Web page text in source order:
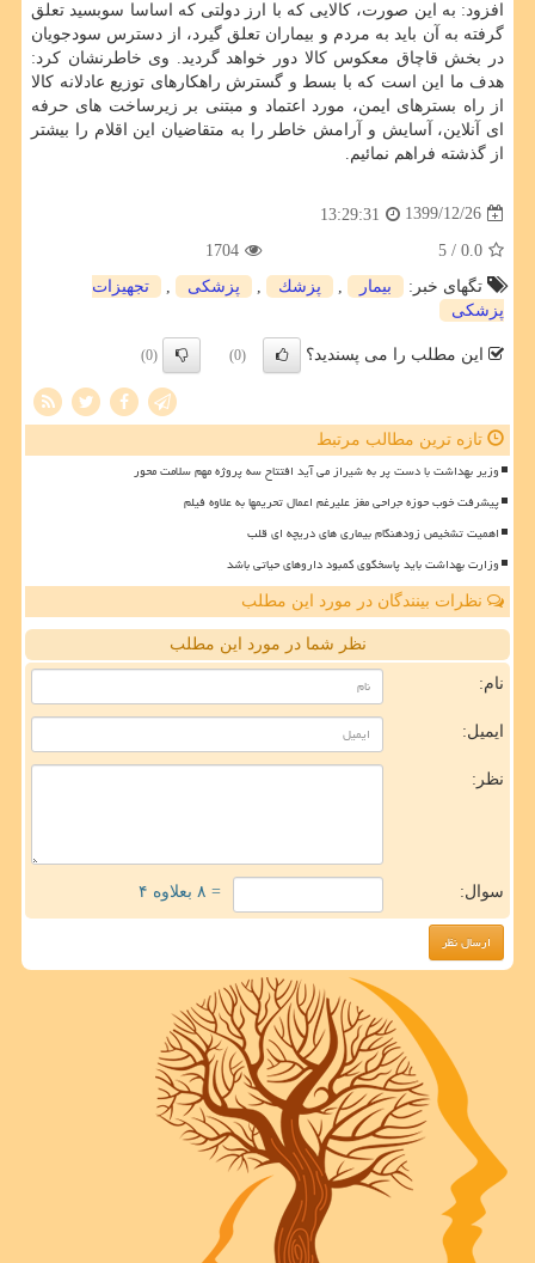
افزود: به این صورت، کالایی که با ارز دولتی که اساسا سوبسید تعلق
گرفته به آن باید به مردم و بیماران تعلق گیرد، از دسترس سودجویان
در بخش قاچاق معکوس کالا دور خواهد گردید. وی خاطرنشان کرد:
هدف ما این است که با بسط و گسترش راهکارهای توزیع عادلانه کالا
از راه بسترهای ایمن، مورد اعتماد و مبتنی بر زیرساخت های حرفه
ای آنلاین، آسایش و آرامش خاطر را به متقاضیان این اقلام را بیشتر
از گذشته فراهم نمائیم.
1399/12/26
13:29:31
0.0
/ 5
1704
تگهای خبر:
بیمار پزشك پزشكی
تجهیزات
پزشكی
این مطلب را می پسندید؟ (0)
(0)
تازه ترین مطالب مرتبط
وزیر بهداشت با دست پر به شیراز می آید افتتاح سه پروژه مهم سلامت محور
پیشرفت خوب حوزه جراحی مغز علیرغم اعمال تحریمها به علاوه فیلم
اهمیت تشخیص زودهنگام بیماری های دریچه ای قلب
وزارت بهداشت باید پاسخگوی کمبود داروهای حیاتی باشد
نظرات بینندگان در مورد این مطلب
نظر شما در مورد این مطلب
نام:
ایمیل:
نظر:
سوال: = ۸ بعلاوه ۴